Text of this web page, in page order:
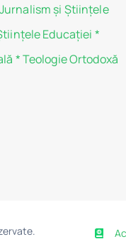
Jurnalism şi Ştiinţele
Educaţiei *
*Teologie Ortodoxă